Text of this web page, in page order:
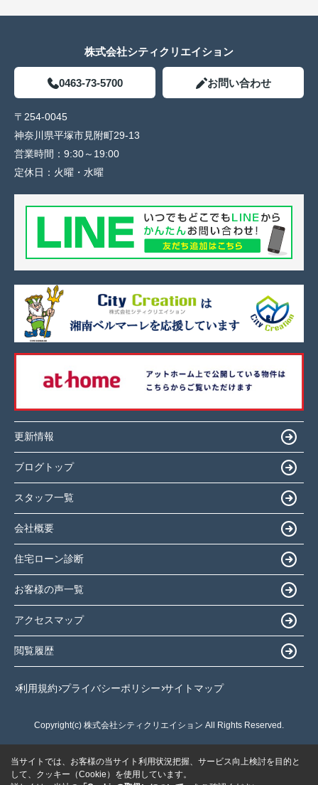
株式会社シティクリエイション
0463-73-5700 お問い合わせ
〒254-0045
神奈川県平塚市見附町29-13
営業時間： 9:30～19:00
定休日： 火曜・水曜
更新情報
ブログトップ
スタッフ一覧
会社概要
住宅ローン診断
お客様の声一覧
アクセスマップ
閲覧履歴
利用規約 プライバシーポリシー サイトマップ
Copyright(c) 株式会社シティクリエイション All Rights Reserved.
当サイトでは、お客様の当サイト利用状況把握、サービス向上検討を目的と
して、クッキー（Cookie）を使用しています。